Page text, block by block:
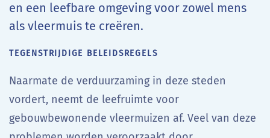
en een leefbare omgeving voor zowel mens
als vleermuis te creëren.
TEGENSTRIJDIGE BELEIDSREGELS
Naarmate de verduurzaming in deze steden
vordert, neemt de leefruimte voor
gebouwbewonende vleermuizen af. Veel van deze